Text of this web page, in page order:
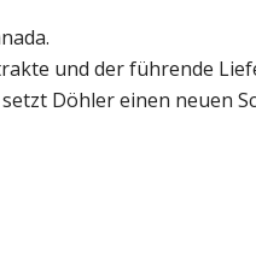
und der führende
Döhler einen neuen